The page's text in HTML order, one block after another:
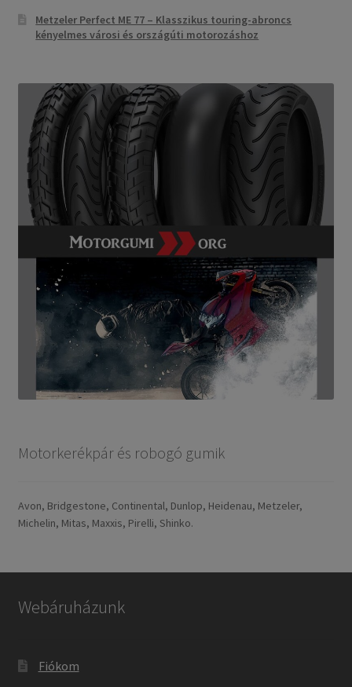
Metzeler Perfect ME 77 – Klasszikus touring-abroncs
kényelmes városi és országúti motorozáshoz
Motorkerékpár és robogó gumik
Avon, Bridgestone, Continental, Dunlop, Heidenau, Metzeler,
Michelin, Mitas, Maxxis, Pirelli, Shinko.
Webáruházunk
Fiókom